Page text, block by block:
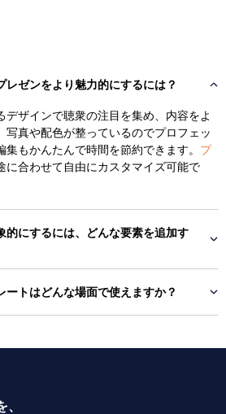
レゼンをより魅力的にするには？
デザインで聴衆の注目を集め、内容をよ
写真や配色が整っているのでプロフェッ
もかんたんで時間を節約できます。 プ
に合わせて自由にカスタマイズ可能で
的にするには、どんな要素を追加す
ートはどんな場面で使えますか？